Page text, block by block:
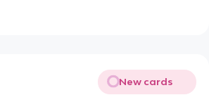
New cards